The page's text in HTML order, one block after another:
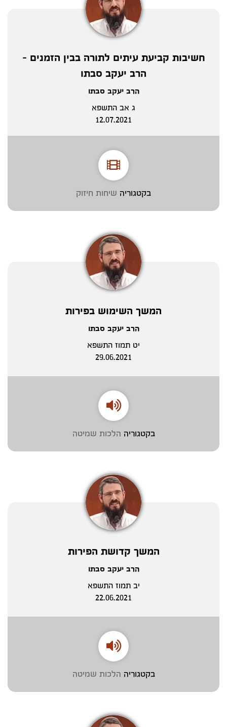
חשיבות קביעת עיתים לתורה בבין הזמנים -
הרב יעקב סבתו
הרב יעקב סבתו
ג אב התשפא
12.07.2021
בקטגוריה שיחות חיזוק
המשך השימוש בפירות
הרב יעקב סבתו
יט תמוז התשפא
29.06.2021
בקטגוריה הלכות שמיטה
המשך קדושת הפירות
הרב יעקב סבתו
יב תמוז התשפא
22.06.2021
בקטגוריה הלכות שמיטה